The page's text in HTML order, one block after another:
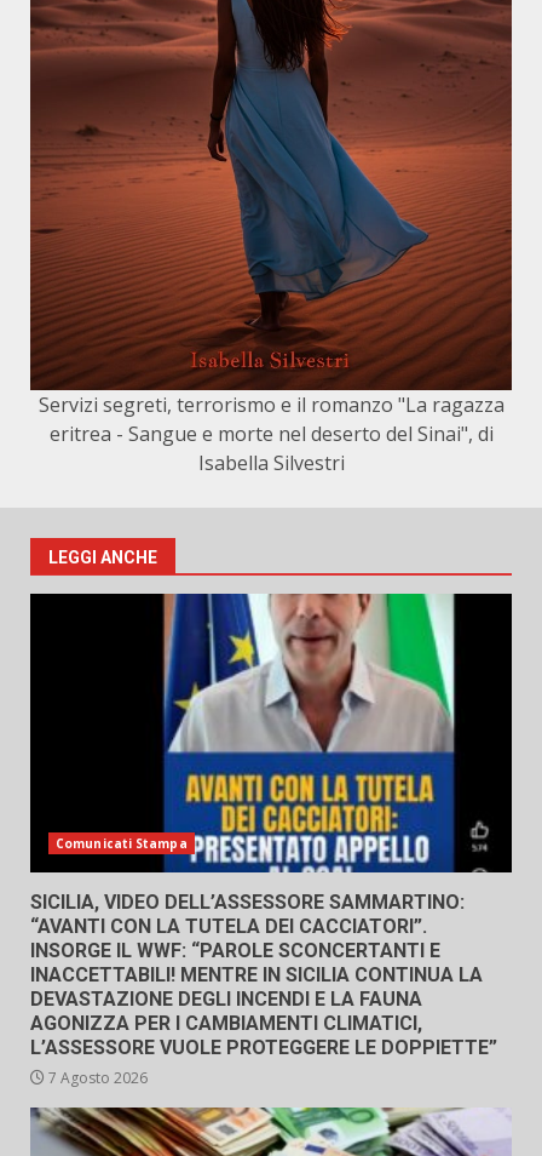
Servizi segreti, terrorismo e il romanzo "La ragazza
eritrea - Sangue e morte nel deserto del Sinai", di
Isabella Silvestri
LEGGI ANCHE
Comunicati Stampa
SICILIA, VIDEO DELL’ASSESSORE SAMMARTINO:
“AVANTI CON LA TUTELA DEI CACCIATORI”.
INSORGE IL WWF: “PAROLE SCONCERTANTI E
INACCETTABILI! MENTRE IN SICILIA CONTINUA LA
DEVASTAZIONE DEGLI INCENDI E LA FAUNA
AGONIZZA PER I CAMBIAMENTI CLIMATICI,
L’ASSESSORE VUOLE PROTEGGERE LE DOPPIETTE”
7 Agosto 2026